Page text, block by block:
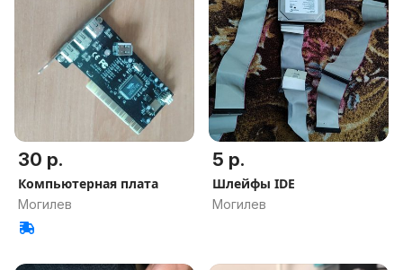
30 р.
Компьютерная плата
Могилев
5 р.
Шлейфы IDE
Могилев